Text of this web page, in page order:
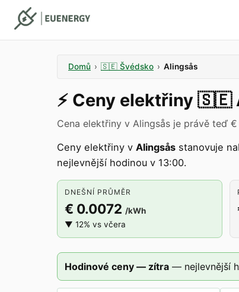
Domů › 🇸🇪 Švédsko › Alingsås
⚡️ Ceny elektřiny 🇸🇪
Cena elektřiny v Alingsås je právě teď
Ceny elektřiny v Alingsås stanovuje
nejlevnější hodinou v 13:00.
DNEŠNÍ PRŮMĚR
€ 0.0072 /kWh
▼ 12% vs včera
Hodinové ceny — zítra — nejlevnější